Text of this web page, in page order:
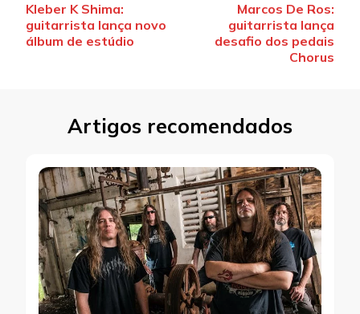
de
post
Kleber K Shima:
guitarrista lança novo
álbum de estúdio
Marcos De Ros:
guitarrista lança
desafio dos pedais
Chorus
Artigos recomendados